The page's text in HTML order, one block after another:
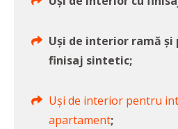
Uși de interior ramă și
finisaj sintetic;
Uși de interior pentru
apartament;